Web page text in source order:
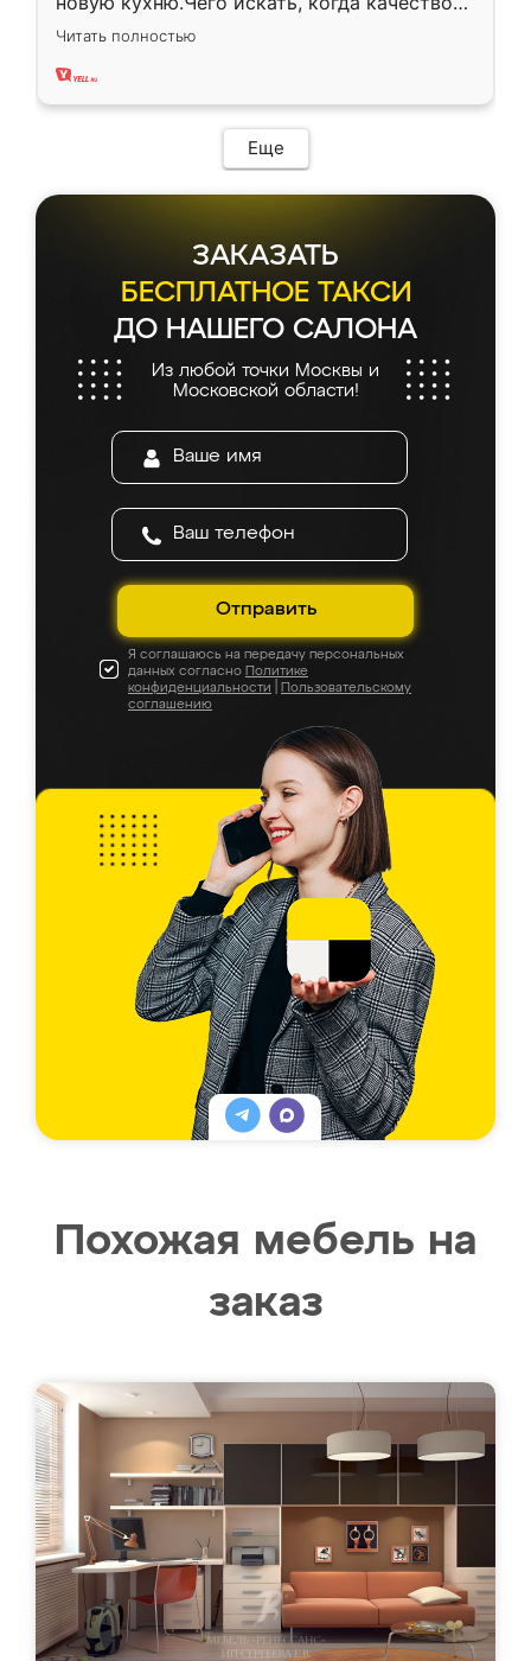
вполне довольна. Служит кухня уже почти
два года, нареканий нет.
Читать полностью
Еще
ЗАКАЗАТЬ
БЕСПЛАТНОЕ ТАКСИ
ДО НАШЕГО САЛОНА
Из любой точки Москвы и
Московской области!
Отправить
Я соглашаюсь на передачу персональных
данных согласно Политике
конфиденциальности
Пользовательскому
соглашению
Похожая мебель на
заказ